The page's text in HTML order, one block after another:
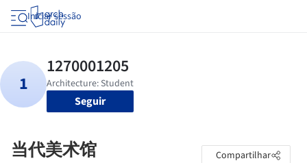
Iniciar sessão
Seguir
当代美术馆 Compartilhar